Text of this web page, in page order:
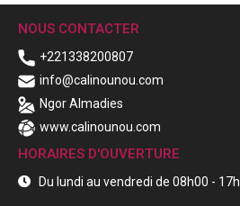
NOUS CONTACTER
+221338200807
info@calinounou.com
Ngor Almadies
www.calinounou.com
HORAIRES D'OUVERTURE
Du lundi au vendredi de 08h00 - 17h